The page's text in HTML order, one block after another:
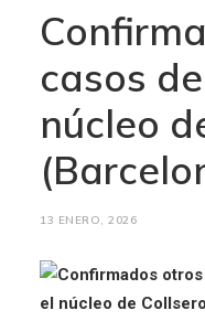
casos
núcleo
13 ENERO, 2026